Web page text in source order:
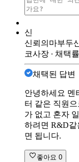
신
신뢰의마부두
코사장 ∙ 채택률
채택된 답변
안녕하세요 멘
터 같은 직원
가 없고 혼자
하려면 R&D같
면 됩니다.
좋아요 0